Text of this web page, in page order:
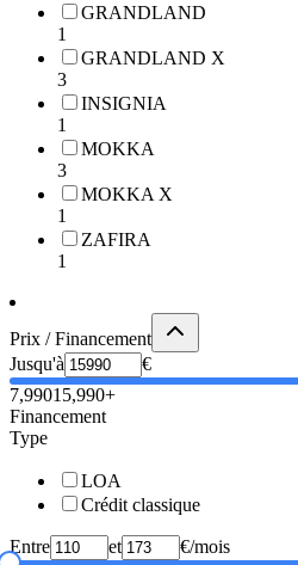
GRANDLAND
1
GRANDLAND X
3
INSIGNIA
1
MOKKA
3
MOKKA X
1
ZAFIRA
1
Prix / Financement
Jusqu'à
€
7,99015,990+
Financement
Type
LOA
Crédit classique
Entre et
€/mois